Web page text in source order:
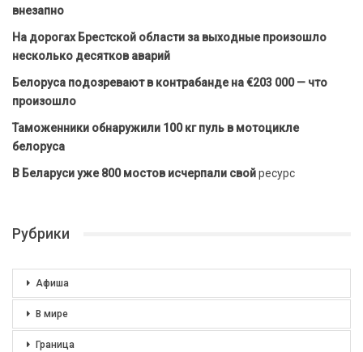
внезапно
На дорогах Брестской области за выходные произошло
несколько десятков аварий
Белоруса подозревают в контрабанде на €203 000 — что
произошло
Таможенники обнаружили 100 кг пуль в мотоцикле
белоруса
В Беларуси уже 800 мостов исчерпали свойресурс
Рубрики
Афиша
В мире
Граница